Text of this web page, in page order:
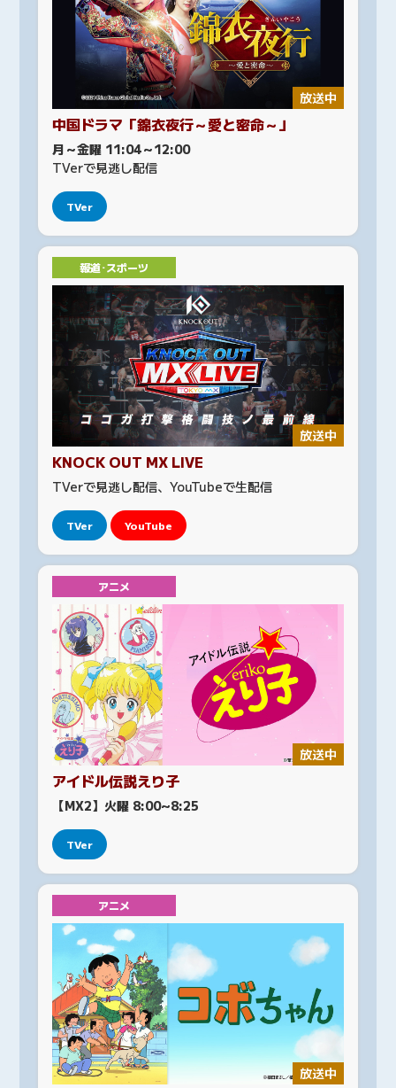
放送中
中国ドラマ「錦衣夜行～愛と密命～」
月～金曜 11:04～12:00
TVerで見逃し配信
TVer
報道･スポーツ
放送中
KNOCK OUT MX LIVE
TVerで見逃し配信、YouTubeで生配信
TVer YouTube
アニメ
放送中
アイドル伝説えり子
【MX2】火曜 8:00~8:25
TVer
アニメ
放送中